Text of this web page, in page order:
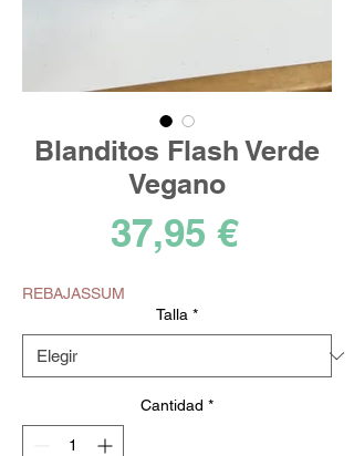
Blanditos Flash Verde
Vegano
37,95 €Precio
REBAJASSUM
Talla *
Cantidad *